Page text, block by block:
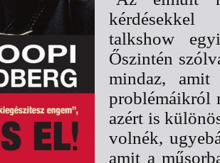
talkshow
Őszintén
mindaz,
problémáikról
azért is
volnék,
amit a